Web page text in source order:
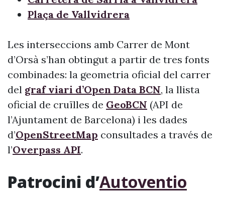
Plaça de Vallvidrera
Les interseccions amb Carrer de Mont
d’Orsà s’han obtingut a partir de tres fonts
combinades: la geometria oficial del carrer
del graf viari d’Open Data BCN, la llista
oficial de cruïlles de GeoBCN (API de
l’Ajuntament de Barcelona) i les dades
d’OpenStreetMap consultades a través de
l’Overpass API.
Patrocini d’Autoventio